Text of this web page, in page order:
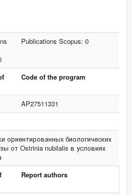
Publications Scopus: 0
Code of the program
AP27511331
ориентированных биологических
от Ostrinia nubilalis в условиях
Report authors